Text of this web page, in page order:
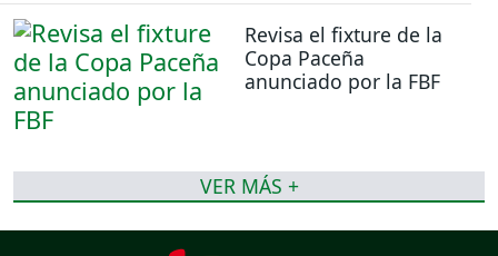
Revisa el fixture de la
Copa Paceña
anunciado por la FBF
VER MÁS +